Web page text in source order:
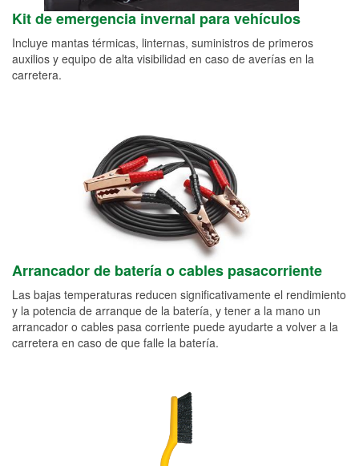
Kit de emergencia invernal para vehículos
Incluye mantas térmicas, linternas, suministros de primeros
auxilios y equipo de alta visibilidad en caso de averías en la
carretera.
Arrancador de batería o cables pasacorriente
Las bajas temperaturas reducen significativamente el rendimiento
y la potencia de arranque de la batería, y tener a la mano un
arrancador o cables pasa corriente puede ayudarte a volver a la
carretera en caso de que falle la batería.